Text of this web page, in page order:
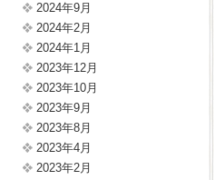
2024年9月
2024年2月
2024年1月
2023年12月
2023年10月
2023年9月
2023年8月
2023年4月
2023年2月